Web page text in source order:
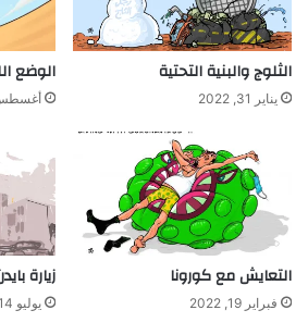
الثلوج والبنية التحتية
يناير 31, 2022
الوضع
أغسطس 29,
التعايش مع كورونا
فبراير 19, 2022
زيارة
يوليو 14, 2022